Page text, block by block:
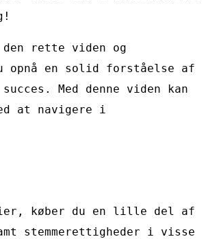
rette viden og
opnå en solid forståelse af
Med denne viden kan
at navigere i
køber du en lille del af
stemmerettigheder i visse